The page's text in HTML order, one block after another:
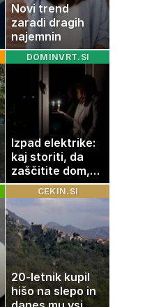
Novi trend
zaradi dragih
najemnin
DOMINVRT.SI
Izpad elektrike:
kaj storiti, da
zaščitite dom,
hrano in
elektronske
naprave
CEKIN.SI
20-letnik kupil
hišo na slepo in